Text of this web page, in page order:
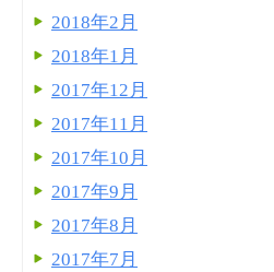
2018年2月
2018年1月
2017年12月
2017年11月
2017年10月
2017年9月
2017年8月
2017年7月